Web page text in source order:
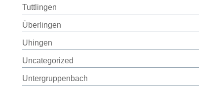
Tuttlingen
Überlingen
Uhingen
Uncategorized
Untergruppenbach